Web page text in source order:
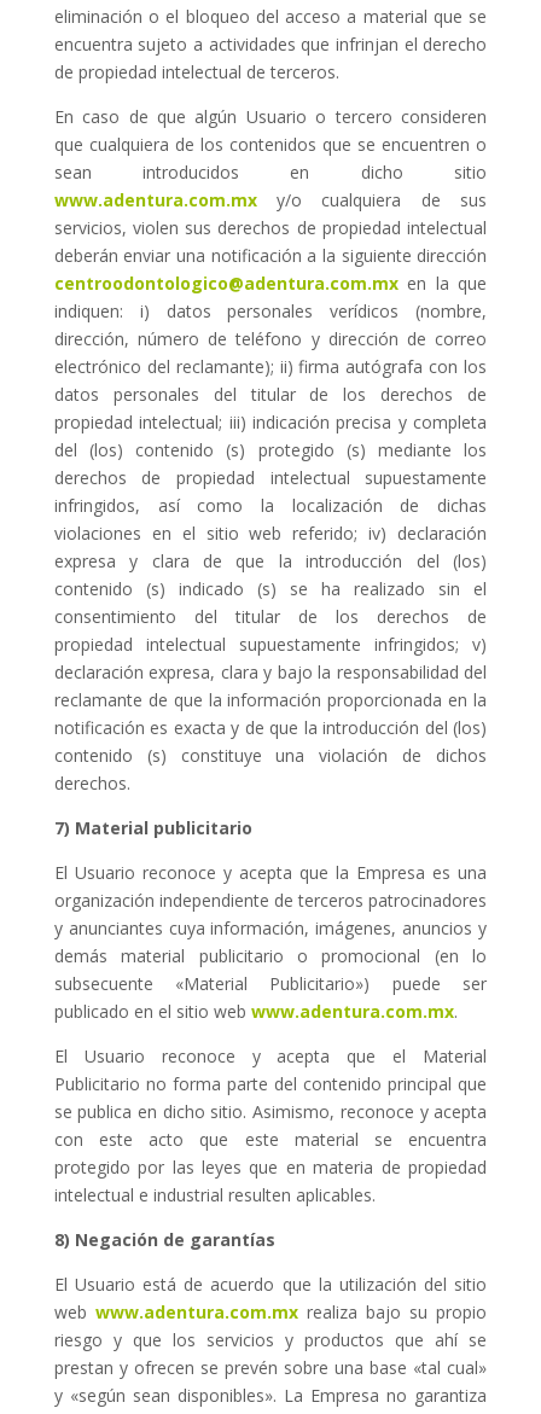
eliminación o el bloqueo del acceso a material que se
encuentra sujeto a actividades que infrinjan el derecho
de propiedad intelectual de terceros.
En caso de que algún Usuario o tercero consideren
que cualquiera de los contenidos que se encuentren o
sean introducidos en dicho sitio
www.adentura.com.mxy/o cualquiera de sus
servicios, violen sus derechos de propiedad intelectual
deberán enviar una notificación a la siguiente dirección
centroodontologico@adentura.com.mxen la que
indiquen: i) datos personales verídicos (nombre,
dirección, número de teléfono y dirección de correo
electrónico del reclamante); ii) firma autógrafa con los
datos personales del titular de los derechos de
propiedad intelectual; iii) indicación precisa y completa
del (los) contenido (s) protegido (s) mediante los
derechos de propiedad intelectual supuestamente
infringidos, así como la localización de dichas
violaciones en el sitio web referido; iv) declaración
expresa y clara de que la introducción del (los)
contenido (s) indicado (s) se ha realizado sin el
consentimiento del titular de los derechos de
propiedad intelectual supuestamente infringidos; v)
declaración expresa, clara y bajo la responsabilidad del
reclamante de que la información proporcionada en la
notificación es exacta y de que la introducción del (los)
contenido (s) constituye una violación de dichos
derechos.
7) Material publicitario
El Usuario reconoce y acepta que la Empresa es una
organización independiente de terceros patrocinadores
y anunciantes cuya información, imágenes, anuncios y
demás material publicitario o promocional (en lo
subsecuente «Material Publicitario») puede ser
publicado en el sitio web www.adentura.com.mx.
El Usuario reconoce y acepta que el Material
Publicitario no forma parte del contenido principal que
se publica en dicho sitio. Asimismo, reconoce y acepta
con este acto que este material se encuentra
protegido por las leyes que en materia de propiedad
intelectual e industrial resulten aplicables.
8) Negación de garantías
El Usuario está de acuerdo que la utilización del sitio
web www.adentura.com.mxrealiza bajo su propio
riesgo y que los servicios y productos que ahí se
prestan y ofrecen se prevén sobre una base «tal cual»
y «según sean disponibles». La Empresa no garantiza